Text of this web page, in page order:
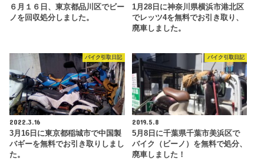
６月１６日、東京都品川区でビー
ノを回収処分しました。
1月28日に神奈川県横浜市港北区
でレッツ4を無料でお引き取り、
廃車しました。
バイク引取日記
2022.3.16
3月16日に東京都稲城市で中国製
バギーを無料でお引き取りしまし
た。
バイク引取日記
2019.5.8
5月8日に千葉県千葉市美浜区で
バイク（ビーノ）を無料で処分、
廃車しました！